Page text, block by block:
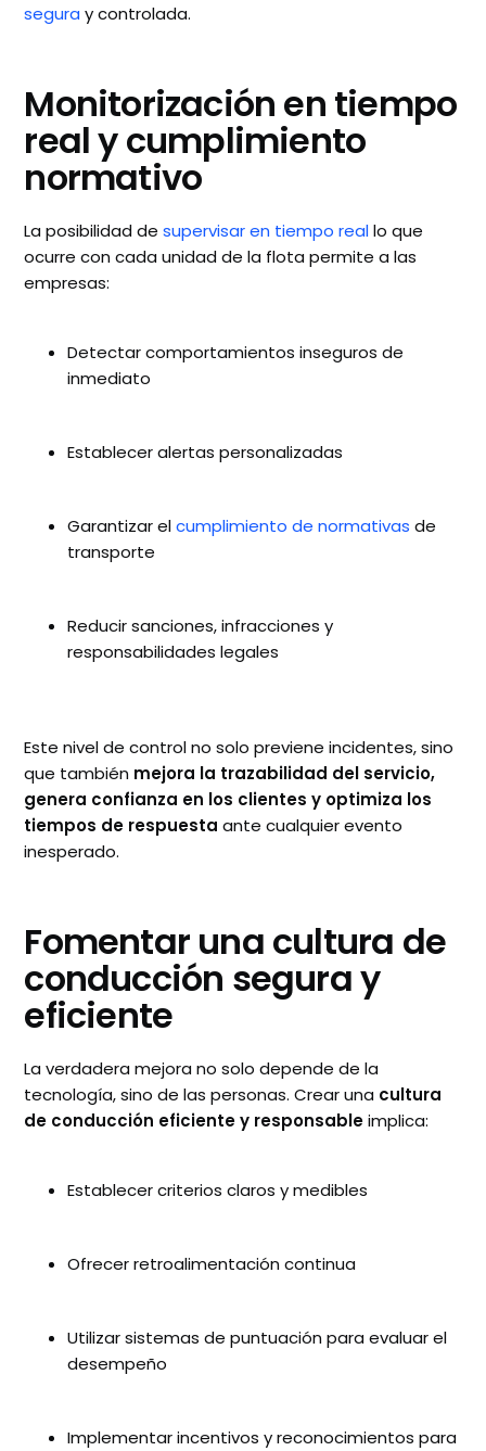
segura y controlada.
Monitorización en tiempo
real y cumplimiento
normativo
La posibilidad desupervisar en tiempo reallo que
ocurre con cada unidad de la flota permite a las
empresas:
Detectar comportamientos inseguros de
inmediato
Establecer alertas personalizadas
Garantizar elcumplimiento de normativas de
transporte
Reducir sanciones, infracciones y
responsabilidades legales
Este nivel de control no solo previene incidentes, sino
que también mejora la trazabilidad del servicio,
genera confianza en los clientes y optimiza los
tiempos de respuesta ante cualquier evento
inesperado.
Fomentar una cultura de
conducción segura y
eficiente
La verdadera mejora no solo depende de la
tecnología, sino de las personas. Crear una cultura
de conducción eficiente y responsableimplica:
Establecer criterios claros y medibles
Ofrecer retroalimentación continua
Utilizar sistemas de puntuación para evaluar el
desempeño
Implementar incentivos y reconocimientos para